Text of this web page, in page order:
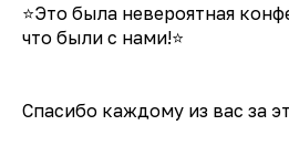
⭐️Это была невероятная
что были с нами!⭐️
Спасибо каждому из вас за